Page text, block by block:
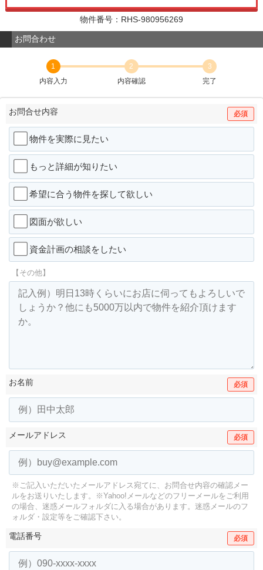
物件番号：RHS-980956269
お問合わせ
1
内容入力
2
内容確認
3
完了
お問合せ内容 必須
物件を実際に見たい
もっと詳細が知りたい
希望に合う物件を探して欲しい
図面が欲しい
資金計画の相談をしたい
【その他】
お名前 必須
メールアドレス 必須
※ご記入いただいたメールアドレス宛てに、お問合せ内容の確認メー
ルをお送りいたします。
※Yahoo!メールなどのフリーメールをご利用
の場合、迷惑メールフォルダに入る場合があります。 迷惑メールのフ
ォルダ・設定等をご確認下さい。
電話番号 必須